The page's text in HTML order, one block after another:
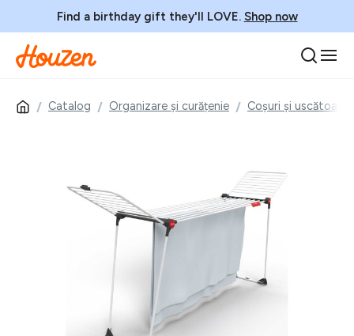
Find a birthday gift they'll LOVE. Shop now
Catalog Organizare și curățenie Coșuri și